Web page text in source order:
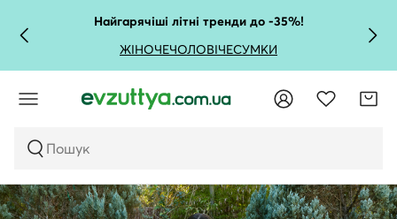
Найгарячіші літні тренди до -35%!
ЖІНОЧЕЧОЛОВІЧЕСУМКИ
Пошук